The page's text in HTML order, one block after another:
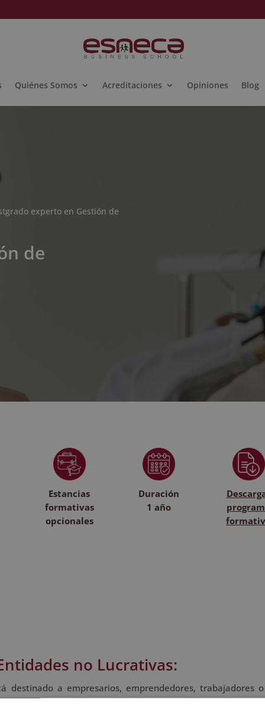
Quiénes Somos Acreditaciones Opiniones Blog
experto en Gestión de
de
Estancias
formativas
opcionales
Duración
1 año
no Lucrativas:
destinado a empresarios, emprendedores, trabajadores
de la gestión de entidades no lucrativas, así como la